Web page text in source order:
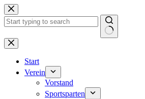
Zum
Inhalt
springen
Keine
Ergebnisse
Start
Verein
Vorstand
Sportsparten